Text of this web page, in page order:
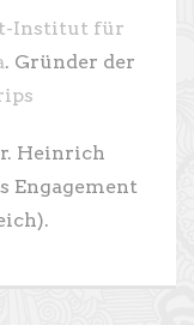
Institut für
. Gründer der
Heinrich
Engagement